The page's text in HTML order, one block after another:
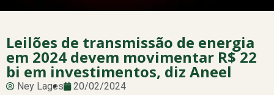
Leilões de transmissão de energia
em 2024 devem movimentar R$ 22
bi em investimentos, diz Aneel
Ney Lages 20/02/2024